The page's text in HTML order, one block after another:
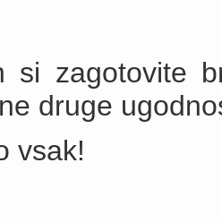
si zagotovite
druge
vsak!